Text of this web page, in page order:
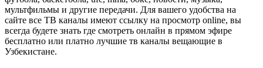
мультфильмы и другие передачи. Для вашего удобства на
сайте все ТВ каналы имеют ссылку на просмотр online, вы
всегда будете знать где смотреть онлайн в прямом эфире
бесплатно или платно лучшие тв каналы вещающие в
Узбекистане.